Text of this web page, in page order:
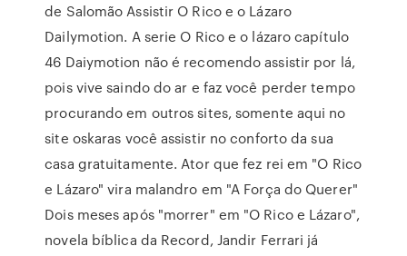
de Salomão Assistir O Rico e o Lázaro
Dailymotion. A serie O Rico e o lázaro capítulo
46 Daiymotion não é recomendo assistir por lá,
pois vive saindo do ar e faz você perder tempo
procurando em outros sites, somente aqui no
site oskaras você assistir no conforto da sua
casa gratuitamente. Ator que fez rei em "O Rico
e Lázaro" vira malandro em "A Força do Querer"
Dois meses após "morrer" em "O Rico e Lázaro",
novela bíblica da Record, Jandir Ferrari já